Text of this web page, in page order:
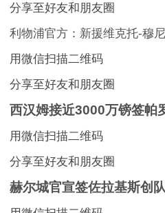
分享至好友和朋友圈
利物浦官方：新援维克托-穆
用微信扫描二维码
分享至好友和朋友圈
西汉姆接近3000万镑签帕
用微信扫描二维码
分享至好友和朋友圈
赫尔城官宣签佐拉基斯创